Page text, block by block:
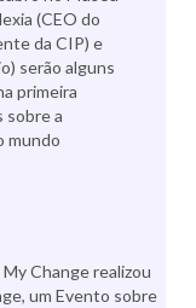
(CEO do
da CIP) e
serão alguns
primeira
sobre a
mundo
Change realizou
um Evento sobre